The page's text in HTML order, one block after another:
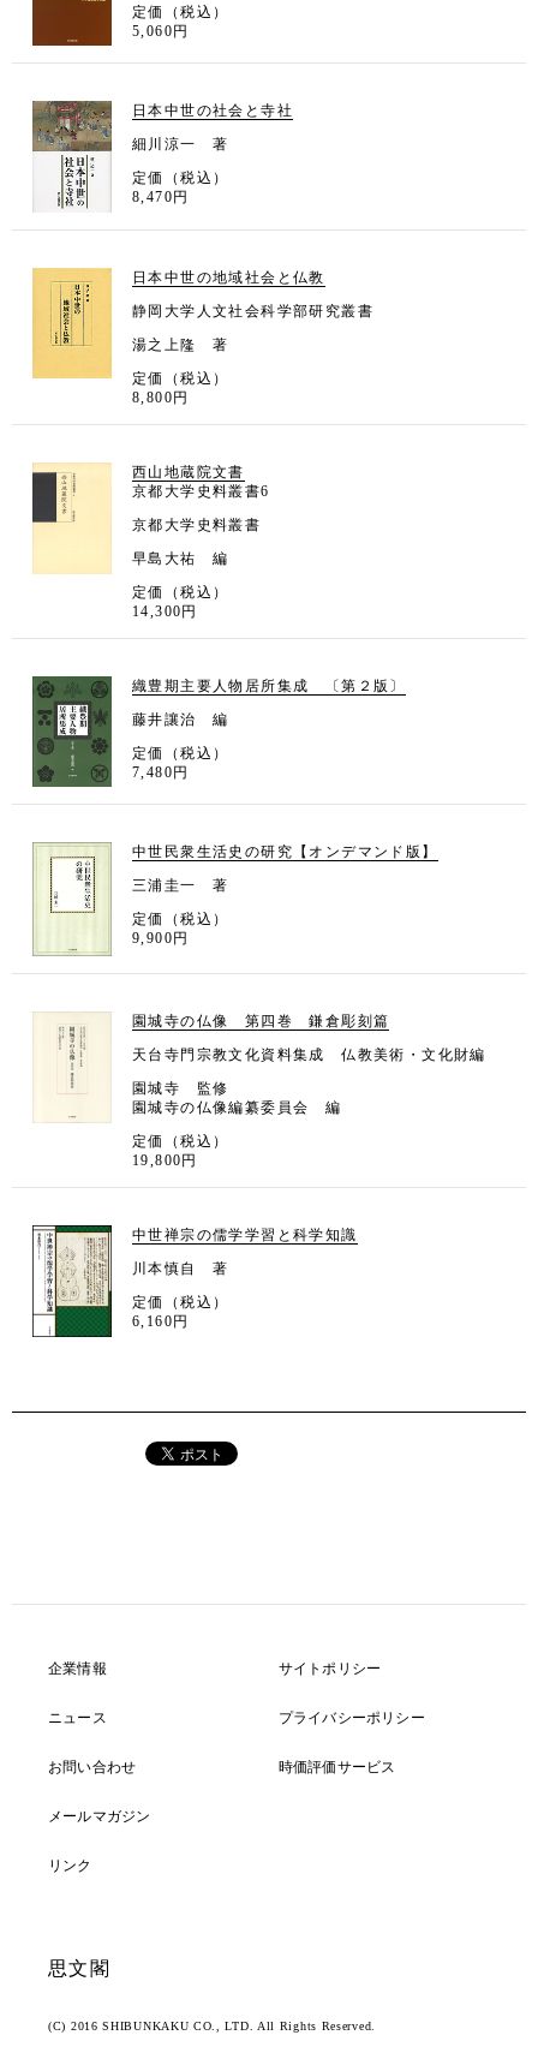
定価（税込）
5,060円
日本中世の社会と寺社
細川涼一 著
定価（税込）
8,470円
日本中世の地域社会と仏教
静岡大学人文社会科学部研究叢書
湯之上隆 著
定価（税込）
8,800円
西山地蔵院文書
京都大学史料叢書6
京都大学史料叢書
早島大祐 編
定価（税込）
14,300円
織豊期主要人物居所集成 〔第２版〕
藤井讓治 編
定価（税込）
7,480円
中世民衆生活史の研究【オンデマンド版】
三浦圭一 著
定価（税込）
9,900円
園城寺の仏像 第四巻 鎌倉彫刻篇
天台寺門宗教文化資料集成 仏教美術・文化財編
園城寺 監修
園城寺の仏像編纂委員会 編
定価（税込）
19,800円
中世禅宗の儒学学習と科学知識
川本慎自 著
定価（税込）
6,160円
企業情報
ニュース
お問い合わせ
メールマガジン
リンク
サイトポリシー
プライバシーポリシー
時価評価サービス
思文閣
(C) 2016 SHIBUNKAKU CO., LTD. All Rights Reserved.